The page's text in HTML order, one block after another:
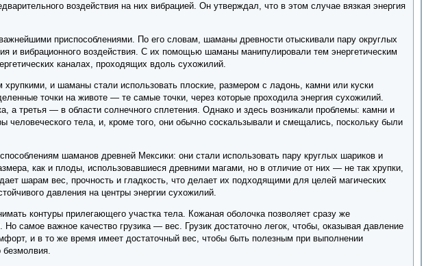
воздействия на них вибрацией. Он утверждал, что в этом случае вязкая энергия
приспособлениями. По его словам, шаманы древности отыскивали пару округлых
и вибрационного воздействия. С их помощью шаманы манипулировали тем энергетическим
каналах, проходящих вдоль сухожилий.
и шаманы стали использовать плоские, размером с ладонь, камни или куски
точки на животе — те самые точки, через которые проходила энергия сухожилий.
а третья — в области солнечного сплетения. Однако и здесь возникали проблемы: камни и
тела, и, кроме того, они обычно соскальзывали и смещались, поскольку были
шаманов древней Мексики: они стали использовать пару круглых шариков и
как и плоды, использовавшиеся древними магами, но в отличие от них — не так хрупки,
шарам вес, прочность и гладкость, что делает их подходящими для целей магических
давления на центры энергии сухожилий.
контуры прилегающего участка тела. Кожаная оболочка позволяет сразу же
самое важное качество грузика — вес. Грузик достаточно легок, чтобы, оказывая давление
и в то же время имеет достаточный вес, чтобы быть полезным при выполнении
безмолвия.